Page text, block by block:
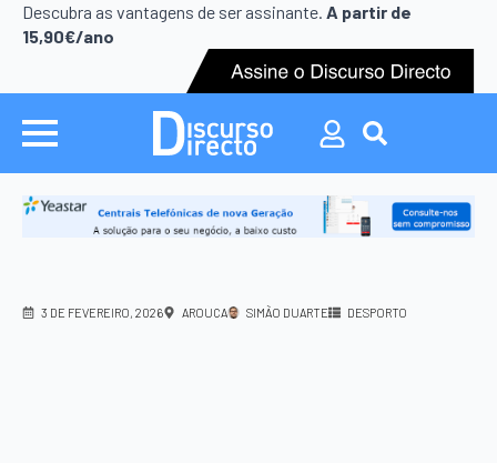
Descubra as vantagens de ser assinante. A partir de
15,90€/ano
Search
for:
Search
3 DE FEVEREIRO, 2026 AROUCA SIMÃO DUARTE DESPORTO